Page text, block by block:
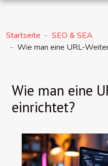
Startseite
SEO & SEA
Wie man eine URL-
Wie man eine
einrichtet?